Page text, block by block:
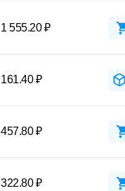
1 555.20 ₽
161.40 ₽
457.80 ₽
322.80 ₽